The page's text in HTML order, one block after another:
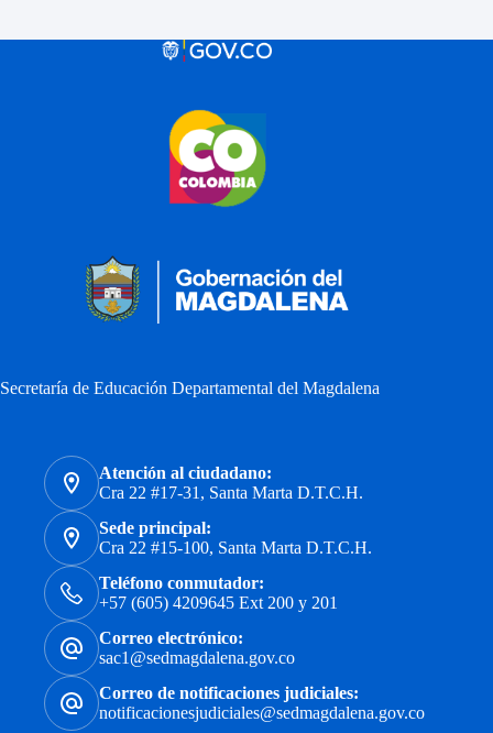
Secretaría de Educación Departamental del Magdalena
Atención al ciudadano:
Cra 22 #17-31, Santa Marta D.T.C.H.
Sede principal:
Cra 22 #15-100, Santa Marta D.T.C.H.
Teléfono conmutador:
+57 (605) 4209645 Ext 200 y 201
Correo electrónico:
sac1@sedmagdalena.gov.co
Correo de notificaciones judiciales:
notificacionesjudiciales@sedmagdalena.gov.co